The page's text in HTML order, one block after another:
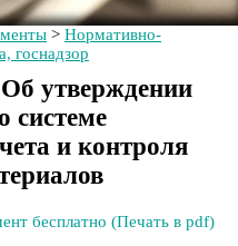
> Нормативно-
госнадзор
утверждении
системе
и контроля
бесплатно (Печать в pdf)